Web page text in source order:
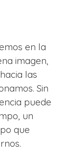
en la
imagen,
las
Sin
puede
un
que